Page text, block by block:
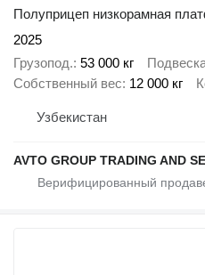
Полуприцеп низкорамная
2025
Грузопод. 53 000 кг
Собственный вес 12 000 кг
Узбекистан
AVTO GROUP TRADING AND